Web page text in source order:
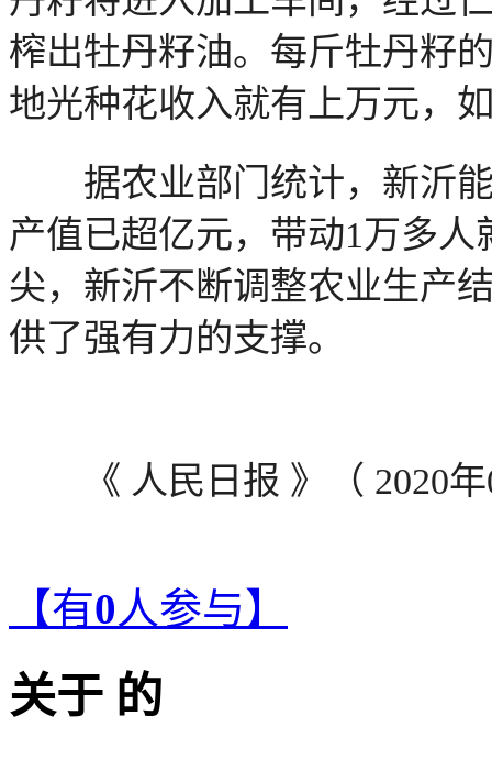
榨出牡丹籽油。每斤牡丹籽
地光种花收入就有上万元，
据农业部门统计，新沂能
产值已超亿元，带动1万多人
尖，新沂不断调整农业生产
供了强有力的支撑。
《 人民日报 》（ 2020年
【有0人参与】
关于 的